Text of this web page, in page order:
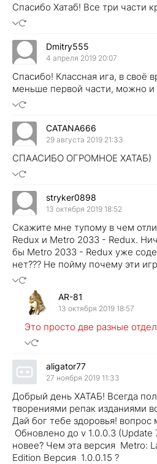
Спасибо Хатаб! Все три части
Dmitry555
4 апреля 2019 20:07
Спасибо! Классная ига, в своё
меньше первой части, можно и
CATANA666
29 августа 2019 21:33
СПААСИБО ОГРОМНОЕ ХАТАБ)
stryker0898
13 октября 2019 18:52
Скажите мне тупому в чем
Redux и Metro 2033 - Redux.
бы Metro 2033 - Redux уже
нет??? Не пойму почему эти
AR-81
13 октября 2019 18:57
Это просто две разные
aligator77
27 ноября 2019 11:33
Добрый день ХАТАБ! Всегда
творениями репак изданиями
Дай бог тебе здоровья!
Обновлено до v 1.0.0.3 (Update
новее? Чем эта версия Metro:
Edition Версия 1.0.0.15 ?